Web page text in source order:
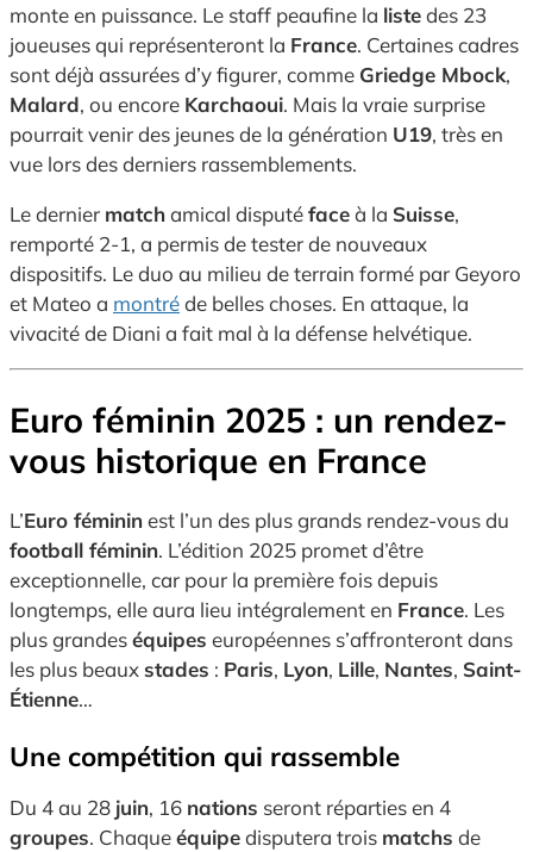
monte en puissance. Le staff peaufine la listedes 23
joueuses qui représenteront la France. Certaines cadres
sont déjà assurées d’y figurer, comme Griedge Mbock,
Malard, ou encore Karchaoui. Mais la vraie surprise
pourrait venir des jeunes de la génération U19, très en
vue lors des derniers rassemblements.
Le dernier matchamical disputéfaceà la Suisse,
remporté 2-1, a permis de tester de nouveaux
dispositifs. Le duo au milieu de terrain formé par Geyoro
et Mateo a montréde belles choses. En attaque, la
vivacité de Diani a fait mal à la défense helvétique.
Euro féminin 2025 : un rendez-
vous historique en France
L’Euro fémininest l’un des plus grands rendez-vous du
football féminin. L’édition 2025 promet d’être
exceptionnelle, car pour la première fois depuis
longtemps, elle aura lieu intégralement en France. Les
plus grandeséquipes européennes s’affronteront dans
les plus beaux stades : Paris, Lyon, Lille, Nantes, Saint-
Étienne…
Une compétition qui rassemble
Du 4 au 28 juin, 16 nations seront réparties en 4
groupes. Chaqueéquipedisputera trois matchs de